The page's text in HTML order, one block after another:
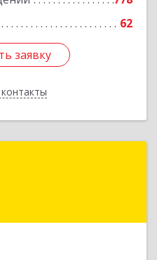
62
заявку
заявку
Кострома г, Ерохова